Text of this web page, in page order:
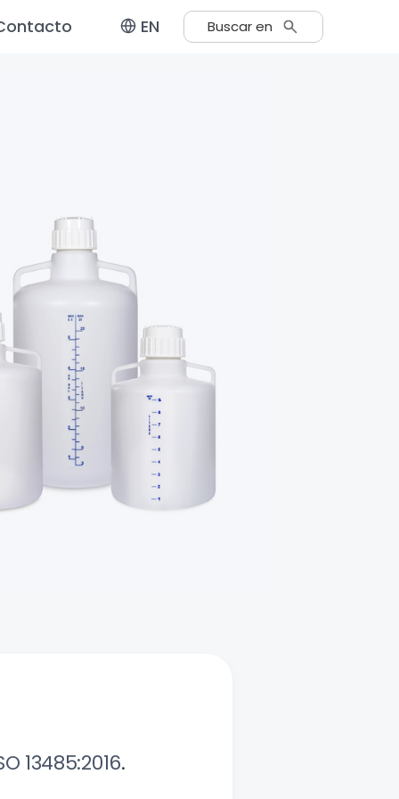
EN Buscar en
13485:2016.